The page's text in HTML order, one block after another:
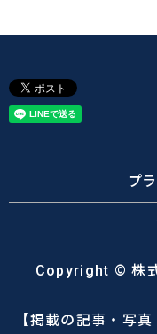
プ
Copyright © 株
【掲載の記事・写